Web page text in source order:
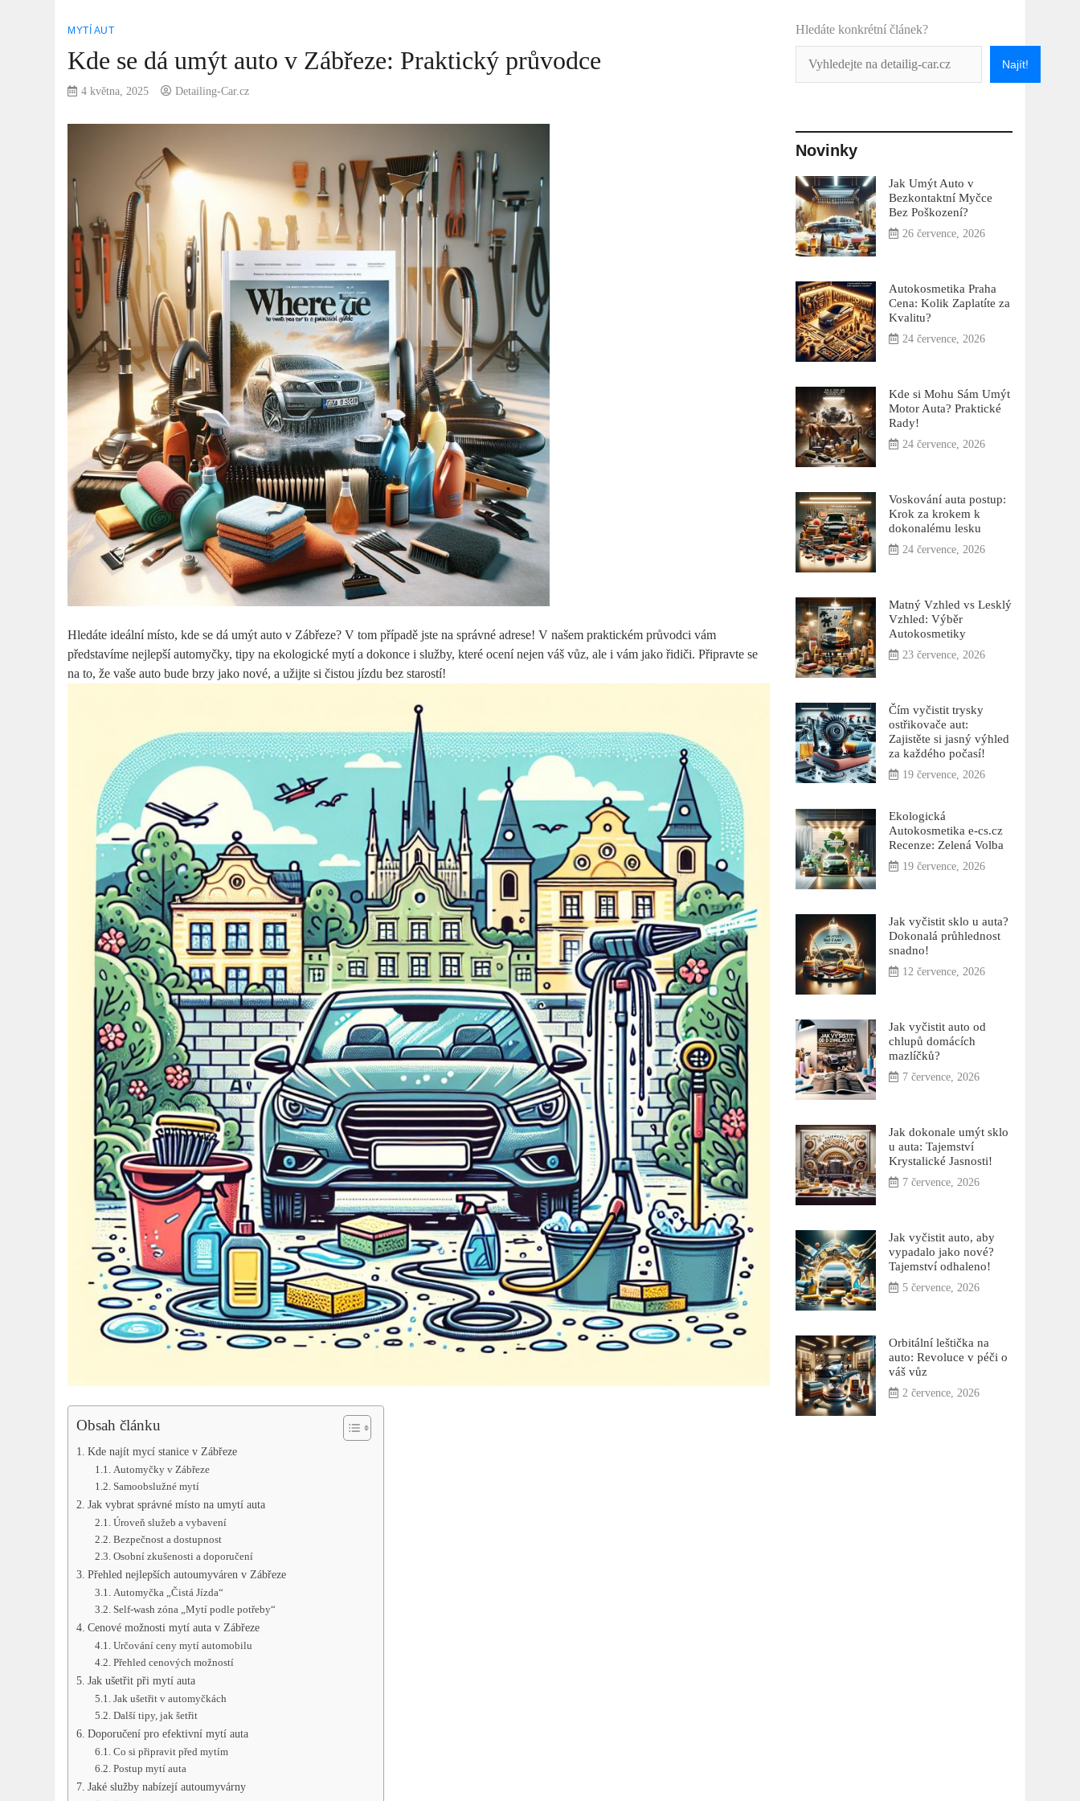
MYTÍ AUT
Kde se dá umýt auto v Zábřeze: Praktický průvodce
4 května, 2025 Detailing-Car.cz
Hledáte ideální místo, kde se dá​ umýt auto v Zábřeze? V tom případě‌ jste na správné⁣ adrese! V našem praktickém průvodci vám
představíme nejlepší automyčky, tipy na ekologické mytí a ⁣dokonce i​ služby, ‌které ocení​ nejen váš vůz, ale i vám jako řidiči.​ Připravte ⁤se
na to, že vaše auto bude‍ brzy jako nové, ⁢a užijte si čistou jízdu bez ⁣starostí!
Obsah článku
Kde najít mycí‍ stanice v Zábřeze
Automyčky v Zábřeze
Samoobslužné mytí
Jak vybrat správné místo na umytí auta
Úroveň služeb a vybavení
Bezpečnost a dostupnost
Osobní zkušenosti a doporučení
Přehled nejlepších autoumyváren v Zábřeze
Automyčka „Čistá Jízda“
Self-wash zóna „Mytí ‍podle potřeby“
Cenové ⁤možnosti mytí auta v Zábřeze
Určování ceny mytí automobilu
Přehled cenových možností
Jak ⁢ušetřit‌ při mytí auta
Jak ušetřit v‍ automyčkách
Další tipy, jak šetřit
Doporučení pro efektivní mytí auta
Co si připravit před mytím
Postup mytí auta
Jaké služby⁣ nabízejí autoumyvárny
Hledáte konkrétní článek?
Najít!
Novinky
Jak Umýt Auto v
Bezkontaktní Myčce
Bez Poškození?
26 července, 2026
Autokosmetika Praha
Cena: Kolik Zaplatíte za
Kvalitu?
24 července, 2026
Kde si Mohu Sám Umýt
Motor Auta? Praktické
Rady!
24 července, 2026
Voskování auta postup:
Krok za krokem k
dokonalému lesku
24 července, 2026
Matný Vzhled vs Lesklý
Vzhled: Výběr
Autokosmetiky
23 července, 2026
Čím vyčistit trysky
ostřikovače aut:
Zajistěte si jasný výhled
za každého počasí!
19 července, 2026
Ekologická
Autokosmetika e-cs.cz
Recenze: Zelená Volba
19 července, 2026
Jak vyčistit sklo u auta?
Dokonalá průhlednost
snadno!
12 července, 2026
Jak vyčistit auto od
chlupů domácích
mazlíčků?
7 července, 2026
Jak dokonale umýt sklo
u auta: Tajemství
Krystalické Jasnosti!
7 července, 2026
Jak vyčistit auto, aby
vypadalo jako nové?
Tajemství odhaleno!
5 července, 2026
Orbitální leštička na
auto: Revoluce v péči o
váš vůz
2 července, 2026